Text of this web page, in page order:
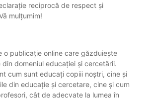
reciprocă de respect și
mulțumim!
o publicație online care găzduiește
domeniul educației și cercetării.
cum sunt educați copiii noștri, cine și
din educație și cercetare, cine și cum
cât de adecvate la lumea în